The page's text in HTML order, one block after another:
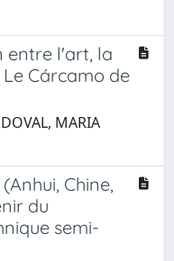
entre l'art, la
Cárcamo de
MARIA
Chine,
du
semi-